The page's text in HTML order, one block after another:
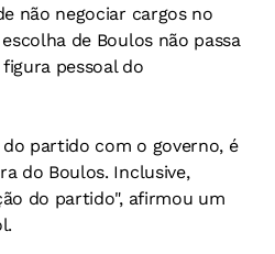
não negociar cargos no
de Boulos não passa
pessoal do
partido com o governo, é
do Boulos. Inclusive,
do partido", afirmou um